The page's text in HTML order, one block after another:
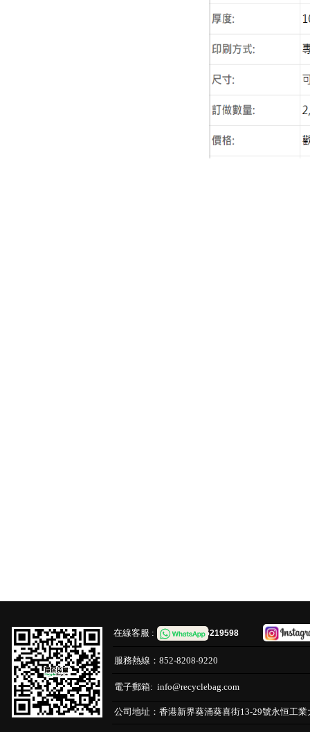
在線客服 :65219598
服務熱線： 852-8208-9220
電子郵箱: info@recyclebag.com
公司地址： 香港新界葵涌葵喜街13-29號永恒工業